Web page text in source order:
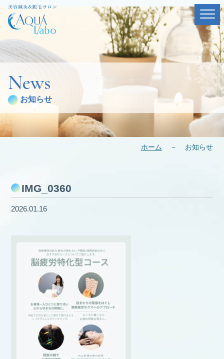
News
お知らせ
ホーム － お知らせ
IMG_0360
2026.01.16